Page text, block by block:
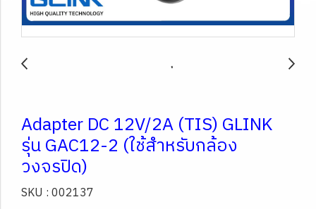
Adapter DC 12V/2A (TIS) GLINK
รุ่น GAC12-2 (ใช้สำหรับกล้อง
วงจรปิด)
SKU : 002137